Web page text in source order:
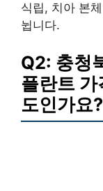
식립, 치아 본
뉩니다.
Q2: 충청
플란트
도인가요?